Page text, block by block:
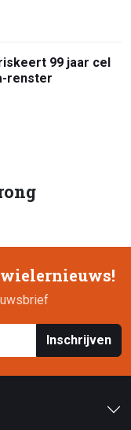
99 jaar cel
renster
Inschrijven